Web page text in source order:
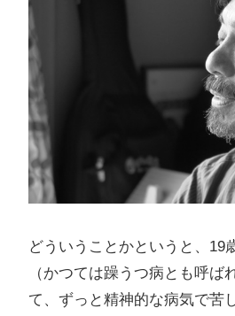
どういうことかというと、19
（かつては躁うつ病とも呼ば
て、ずっと精神的な病気で苦